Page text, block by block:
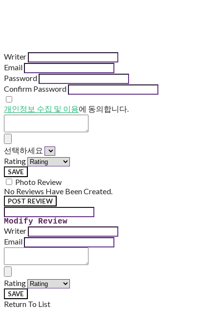
Writer
Email
Password
Confirm Password
개인정보 수집 및 이용에 동의합니다.
선택하세요
Rating
SAVE
Photo Review
No Reviews Have Been Created.
POST REVIEW
Modify Review
Writer
Email
Rating
SAVE
Return To List